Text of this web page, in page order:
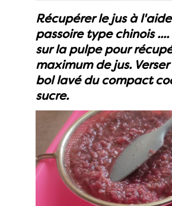
Récupérer le jus à
passoire type chinois
sur la pulpe pour
maximum de jus.
bol lavé du compact
sucre.